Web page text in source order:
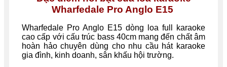
Wharfedale Pro Anglo E15
Wharfedale Pro Anglo E15 dòng loa full karaoke
cao cấp với cấu trúc bass 40cm mang đến chất âm
hoàn hảo chuyên dùng cho nhu cầu hát karaoke
gia đình, kinh doanh, sân khấu hội trường.